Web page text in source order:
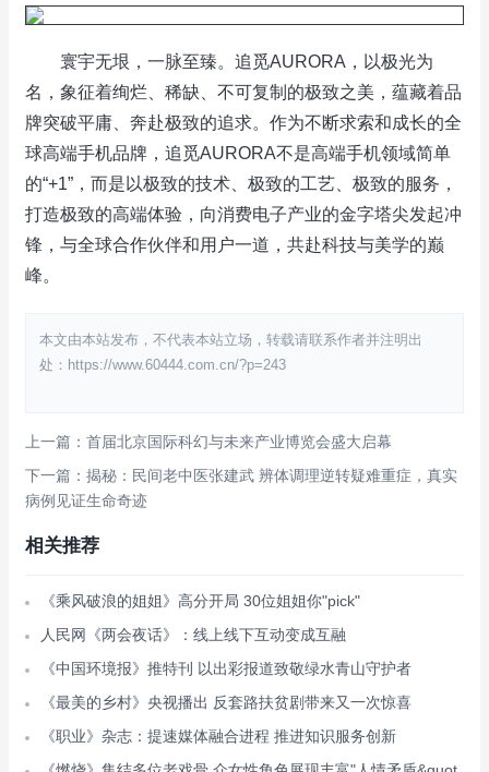
寰宇无垠，一脉至臻。追觅AURORA，以极光为
名，象征着绚烂、稀缺、不可复制的极致之美，蕴藏着品
牌突破平庸、奔赴极致的追求。作为不断求索和成长的全
球高端手机品牌，追觅AURORA不是高端手机领域简单
的“+1”，而是以极致的技术、极致的工艺、极致的服务，
打造极致的高端体验，向消费电子产业的金字塔尖发起冲
锋，与全球合作伙伴和用户一道，共赴科技与美学的巅
峰。
本文由本站发布，不代表本站立场，转载请联系作者并注明出
处：https://www.60444.com.cn/?p=243
上一篇：首届北京国际科幻与未来产业博览会盛大启幕
下一篇：揭秘：民间老中医张建武 辨体调理逆转疑难重症，真实
病例见证生命奇迹
相关推荐
《乘风破浪的姐姐》高分开局 30位姐姐你"pick"
人民网《两会夜话》：线上线下互动变成互融
《中国环境报》推特刊 以出彩报道致敬绿水青山守护者
《最美的乡村》央视播出 反套路扶贫剧带来又一次惊喜
《职业》杂志：提速媒体融合进程 推进知识服务创新